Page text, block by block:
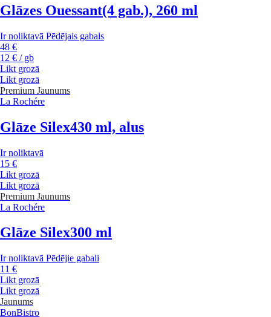
Glāzes Ouessant(4 gab.), 260 ml
Ir noliktavā Pēdējais gabals
48 €
12 € / gb
Likt grozā
Likt grozā
Premium Jaunums
La Rochére
Glāze Silex430 ml, alus
Ir noliktavā
15 €
Likt grozā
Likt grozā
Premium Jaunums
La Rochére
Glāze Silex300 ml
Ir noliktavā Pēdējie gabali
11 €
Likt grozā
Likt grozā
Jaunums
BonBistro